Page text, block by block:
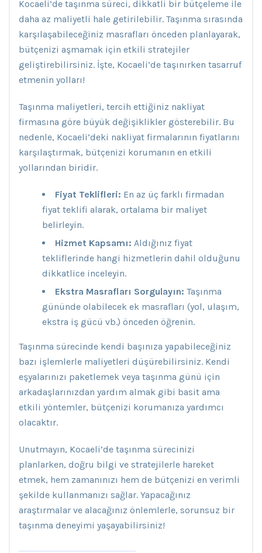
Kocaeli’de taşınma süreci, dikkatli bir bütçeleme ile
daha az maliyetli hale getirilebilir. Taşınma sırasında
karşılaşabileceğiniz masrafları önceden planlayarak,
bütçenizi aşmamak için etkili stratejiler
geliştirebilirsiniz. İşte, Kocaeli’de taşınırken tasarruf
etmenin yolları!
Taşınma maliyetleri, tercih ettiğiniz nakliyat
firmasına göre büyük değişiklikler gösterebilir. Bu
nedenle, Kocaeli’deki nakliyat firmalarının fiyatlarını
karşılaştırmak, bütçenizi korumanın en etkili
yollarından biridir.
Fiyat Teklifleri: En az üç farklı firmadan
fiyat teklifi alarak, ortalama bir maliyet
belirleyin.
Hizmet Kapsamı: Aldığınız fiyat
tekliflerinde hangi hizmetlerin dahil olduğunu
dikkatlice inceleyin.
Ekstra Masrafları Sorgulayın: Taşınma
gününde olabilecek ek masrafları (yol, ulaşım,
ekstra iş gücü vb.) önceden öğrenin.
Taşınma sürecinde kendi başınıza yapabileceğiniz
bazı işlemlerle maliyetleri düşürebilirsiniz. Kendi
eşyalarınızı paketlemek veya taşınma günü için
arkadaşlarınızdan yardım almak gibi basit ama
etkili yöntemler, bütçenizi korumanıza yardımcı
olacaktır.
Unutmayın, Kocaeli’de taşınma sürecinizi
planlarken, doğru bilgi ve stratejilerle hareket
etmek, hem zamanınızı hem de bütçenizi en verimli
şekilde kullanmanızı sağlar. Yapacağınız
araştırmalar ve alacağınız önlemlerle, sorunsuz bir
taşınma deneyimi yaşayabilirsiniz!